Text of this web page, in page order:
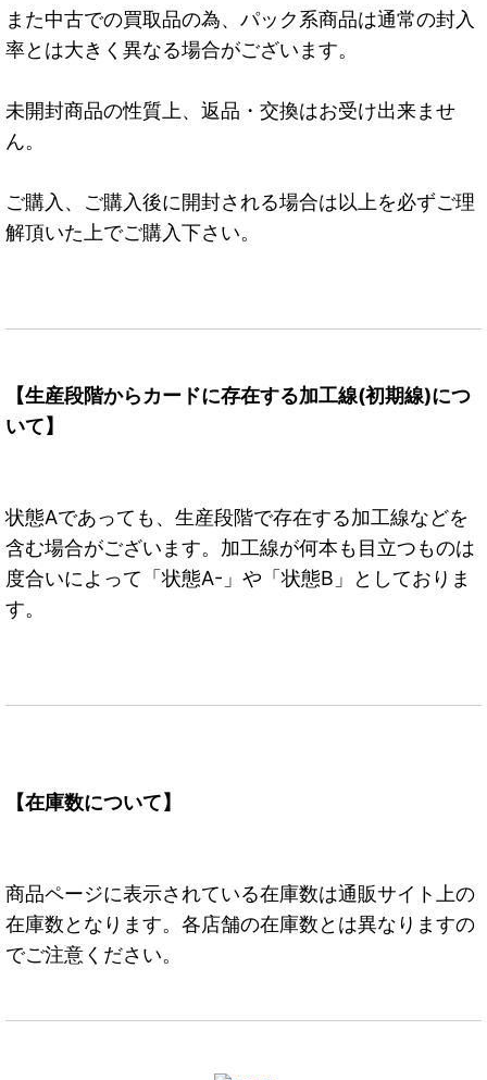
また中古での買取品の為、パック系商品は通常の封入
率とは大きく異なる場合がございます。
未開封商品の性質上、返品・交換はお受け出来ませ
ん。
ご購入、ご購入後に開封される場合は以上を必ずご理
解頂いた上でご購入下さい。
【生産段階からカードに存在する加工線(初期線)につ
いて】
状態Aであっても、生産段階で存在する加工線などを
含む場合がございます。加工線が何本も目立つものは
度合いによって「状態A-」や「状態B」としておりま
す。
【在庫数について】
商品ページに表示されている在庫数は通販サイト上の
在庫数となります。各店舗の在庫数とは異なりますの
でご注意ください。